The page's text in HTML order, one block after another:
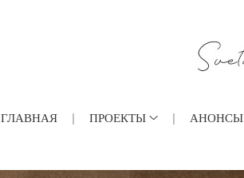
ГЛАВНАЯ ПРОЕКТЫ АНОНСЫ